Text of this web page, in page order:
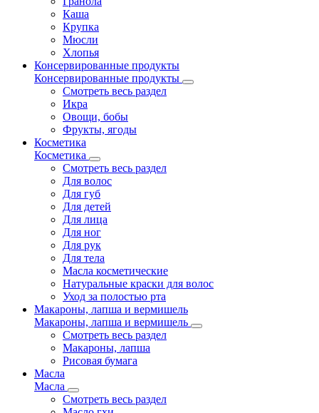
Каша
Крупка
Мюсли
Хлопья
Консервированные продукты
Консервированные продукты
Смотреть весь раздел
Икра
Овощи, бобы
Фрукты, ягоды
Косметика
Косметика
Смотреть весь раздел
Для волос
Для губ
Для детей
Для лица
Для ног
Для рук
Для тела
Масла косметические
Натуральные краски для волос
Уход за полостью рта
Макароны, лапша и вермишель
Макароны, лапша и вермишель
Смотреть весь раздел
Макароны, лапша
Рисовая бумага
Масла
Масла
Смотреть весь раздел